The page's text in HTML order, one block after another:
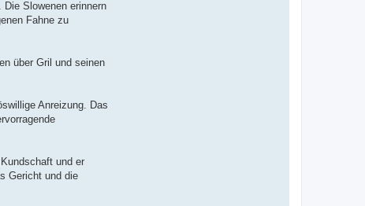
Slowenen erinnern
Fahne zu
über Gril und seinen
Anreizung. Das
und er
Gericht und die